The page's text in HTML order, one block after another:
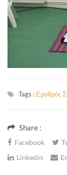
Tags : Ερυθρός
Share :
Facebook
Linkedin